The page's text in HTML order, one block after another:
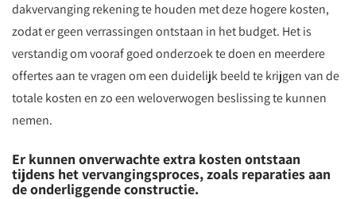
dakvervanging rekening te houden met deze hogere kosten,
zodat er geen verrassingen ontstaan in het budget. Het is
verstandig om vooraf goed onderzoek te doen en meerdere
offertes aan te vragen om een duidelijk beeld te krijgen van de
totale kosten en zo een weloverwogen beslissing te kunnen
nemen.
Er kunnen onverwachte extra kosten ontstaan
tijdens het vervangingsproces, zoals reparaties aan
de onderliggende constructie.